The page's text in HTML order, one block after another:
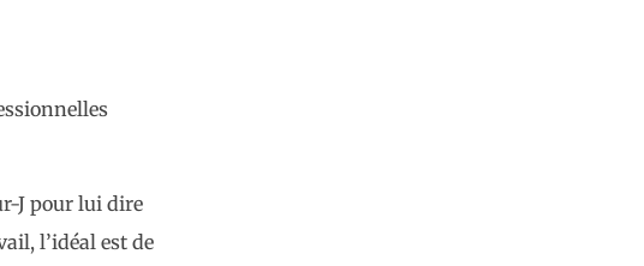
J pour lui dire
l’idéal est de